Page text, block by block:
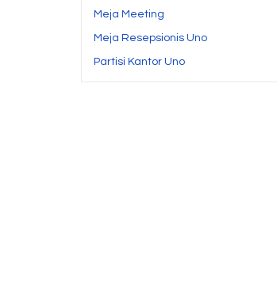
Meja Meeting
Meja Resepsionis Uno
Partisi Kantor Uno